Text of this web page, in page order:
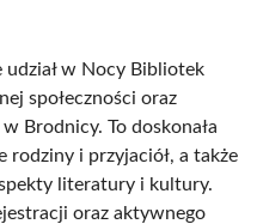
udział w Nocy Bibliotek
społeczności oraz
Brodnicy. To doskonała
rodziny i przyjaciół, a także
literatury i kultury.
oraz aktywnego